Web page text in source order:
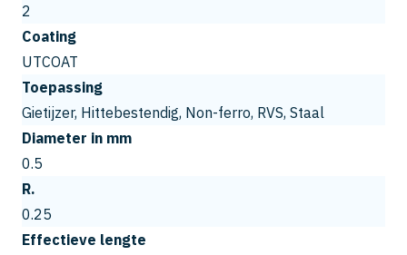
2
Coating
UTCOAT
Toepassing
Gietijzer, Hittebestendig, Non-ferro, RVS, Staal
Diameter in mm
0.5
R.
0.25
Effectieve lengte